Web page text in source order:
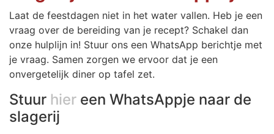
Laat de feestdagen niet in het water vallen. Heb je een
vraag over de bereiding van je recept? Schakel dan
onze hulplijn in! Stuur ons een WhatsApp berichtje met
je vraag. Samen zorgen we ervoor dat je een
onvergetelijk diner op tafel zet.
Stuur hier een WhatsAppje naar de
slagerij